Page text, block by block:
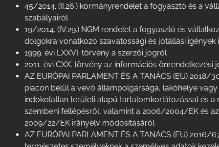
45/2014. (II.26.) kormányrendelet a fogyasztó és a
szabályairól
19/2014. (IV.29.) NGM rendelet a fogyasztó és
dolgokra vonatkozó szavatossági és jótállási igények
1999. évi LXXVI. törvény a szerzői jogról
2011. évi CXX. törvény az információs
AZ EURÓPAI PARLAMENT ÉS A TANÁCS (EU) 2018/
piacon belül a vevő állampolgársága, lakóhelye
indokolatlan területi alapú tartalomkorlátozással és
szembeni fellépésről, valamint a 2006/2004/EK és
2009/22/EK irányelv módosításáról
AZ EURÓPAI PARLAMENT ÉS A TANÁCS (EU) 2016/